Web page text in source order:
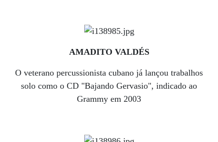
AMADITO VALDÉS
O veterano percussionista cubano já lançou trabalhos
solo como o CD "Bajando Gervasio", indicado ao
Grammy em 2003